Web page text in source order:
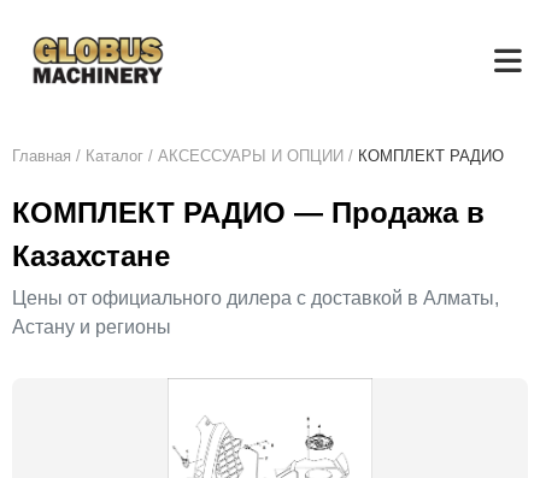
Главная / Каталог / АКСЕСCУАРЫ И ОПЦИИ / КОМПЛЕКТ РАДИО
КОМПЛЕКТ РАДИО — Продажа в
Казахстане
Цены от официального дилера с доставкой в Алматы,
Астану и регионы